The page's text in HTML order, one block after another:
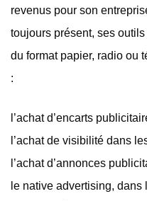
revenus pour son
toujours présent, ses
du format papier, radio ou
:
l’achat d’encarts
l’achat de visibilité dans
l’achat d’annonces
le native advertising, dans